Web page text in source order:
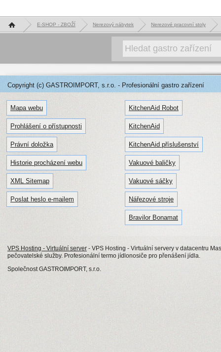
Hlavní stránka E-SHOP - ZBOŽÍ Nerezový nábytek Nerezové pracovní stoly
Copyright (c) GASTROIMPORT, s.r.o. - Profesionální gastro zařízení
Mapa webu
Prohlášení o přístupnosti
Právní doložka
Historie procházení webu
XML Sitemap
Poslat heslo e-mailem
KitchenAid Robot
KitchenAid
KitchenAid příslušenství
Vakuové baličky
Vakuové sáčky
Nářezové stroje
Bravilor Bonamat
VPS Hosting - Virtuální server - VPS Hosting - Virtuální servery v datacentru
pečovatelské služby. Profesionální termo jídlonosiče pro přenášení jídla.
Společnost GASTROIMPORT, s.r.o.